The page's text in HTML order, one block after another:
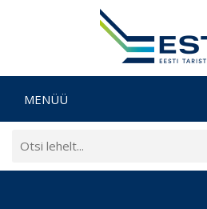
MENÜÜ